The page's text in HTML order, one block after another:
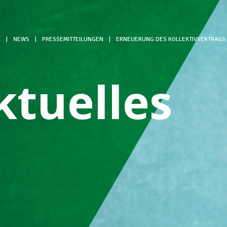
NEWS PRESSEMITTEILUNGEN ERNEUERUNG DES